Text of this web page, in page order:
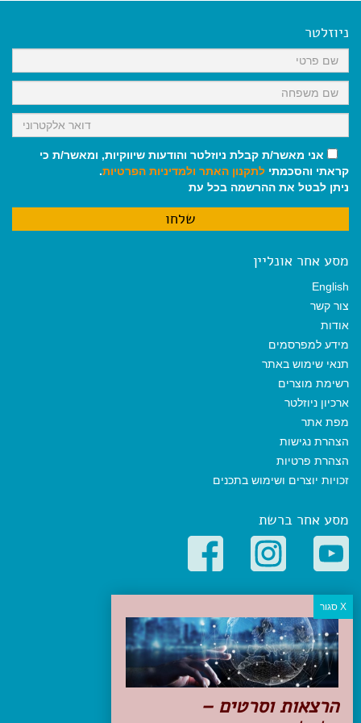
k
p
m
ניוזלטר
אני מאשר/ת קבלת ניוזלטר והודעות שיווקיות, ומאשר/ת כי
קראתי והסכמתי לתקנון האתר ולמדיניות הפרטיות.
ניתן לבטל את ההרשמה בכל עת
מסע אחר אונליין
English
צור קשר
אודות
מידע למפרסמים
תנאי שימוש באתר
רשימת מוצרים
ארכיון ניוזלטר
מפת אתר
הצהרת נגישות
הצהרת פרטיות
זכויות יוצרים ושימוש בתכנים
מסע אחר ברשת
קטגוריות פופולריות
יעדים
טיולים בישראל
מלונות בוטיק בישראל
טיפים והמלצות
הכנות לנסיעה
הרצאות וסרטים –